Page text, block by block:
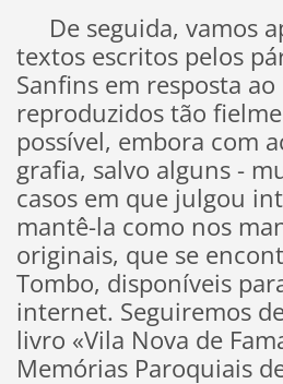
De seguida, vamos
textos escritos pelos
Sanfins em resposta
reproduzidos tão
possível, embora com
grafia, salvo alguns -
casos em que julgou
mantê-la como nos
originais, que se
Tombo, disponíveis
internet. Seguiremos
livro «Vila Nova de
Memórias Paroquiais